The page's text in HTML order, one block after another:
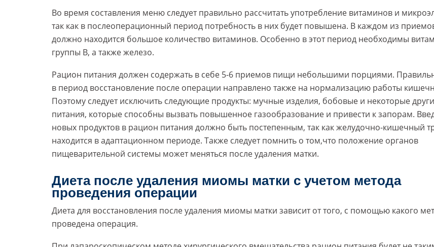
Во время составления меню следует правильно рассчитать употребление витаминов и
так как в послеоперационный период потребность в них будет повышена. В каждом из
должно находится большое количество витаминов. Особенно в этот период необходимы
группы В, а также железо.
Рацион питания должен содержать в себе 5-6 приемов пищи небольшими порциями.
в период восстановление после операции направлено также на нормализацию работы
Поэтому следует исключить следующие продукты: мучные изделия, бобовые и некоторые
питания, которые способны вызвать повышенное газообразование и привести к запорам.
новых продуктов в рацион питания должно быть постепенным, так как желудочно-кишечный
находится в адаптационном периоде. Также следует помнить о том,что положение органов
пищеварительной системы может меняться после удаления матки.
Диета после удаления миомы матки с учетом метода
проведения операции
Диета для восстановления после удаления миомы матки зависит от того, с помощью какого
проведена операция.